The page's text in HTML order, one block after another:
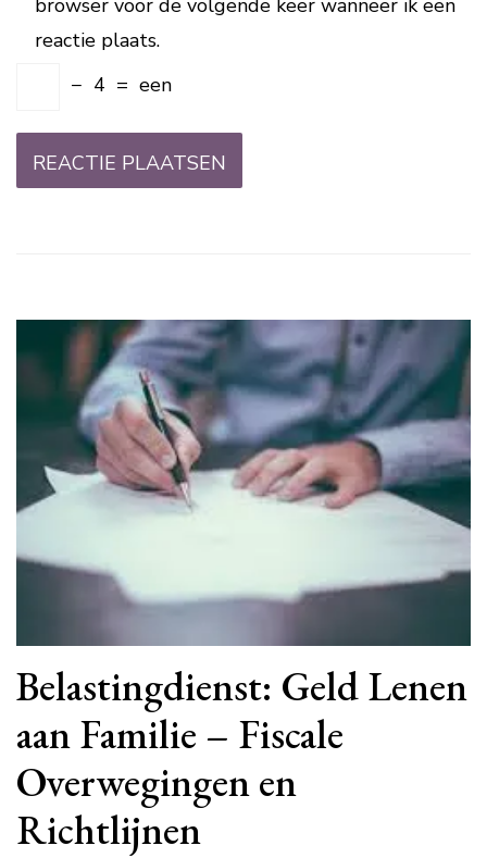
browser voor de volgende keer wanneer ik een
reactie plaats.
− 4 = een
Belastingdienst: Geld Lenen
aan Familie – Fiscale
Overwegingen en
Richtlijnen